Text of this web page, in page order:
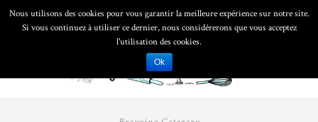
Nous utilisons des cookies pour vous garantir la meilleure expérience sur notre site.
Si vous continuez à utiliser ce dernier, nous considérerons que vous acceptez
l'utilisation des cookies.
Ok